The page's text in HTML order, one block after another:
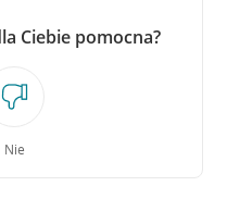
Ciebie pomocna?
Nie